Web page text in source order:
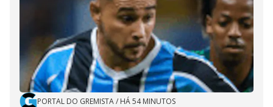
PORTAL DO GREMISTA/ HÁ 54 MINUTOS